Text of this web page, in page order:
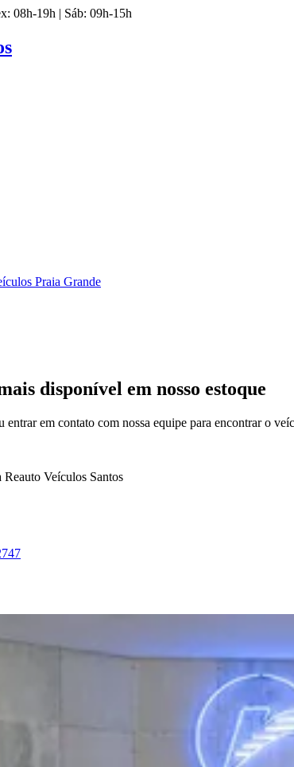
08h-19h | Sáb: 09h-15h
Praia Grande
disponível em nosso estoque
entrar em contato com nossa equipe para encontrar o
Veículos Santos